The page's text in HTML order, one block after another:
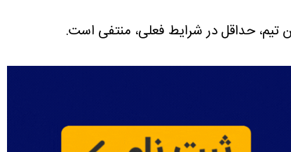
حداقل در شرایط فعلی، منتفی است.